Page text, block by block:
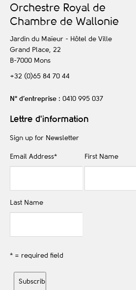
Orchestre Royal de
Chambre de Wallonie
Jardin du Maïeur - Hôtel de Ville
Grand Place, 22
B-7000 Mons
+32 (0)65 84 70 44
N° d’entreprise : 0410 995 037
Lettre d'information
Sign up for Newsletter
Email Address* First Name
Last Name
* = required field